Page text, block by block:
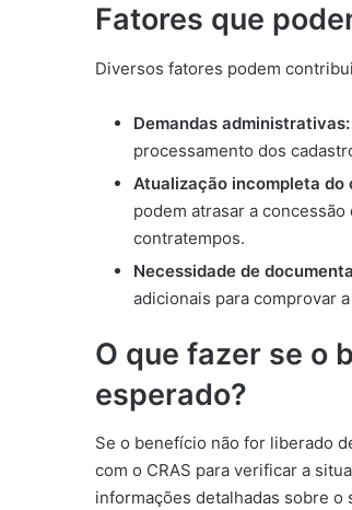
Fatores que
Diversos fatores podem
Demandas administrativas:
processamento dos
Atualização incompleta do
podem atrasar a
contratempos.
Necessidade de
adicionais para comprovar
O que fazer se o
esperado?
Se o benefício não for liberado
com o CRAS para verificar a
informações detalhadas sobre